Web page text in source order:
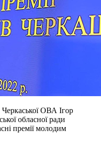
ОВА Ігор
обласної ради
премії молодим